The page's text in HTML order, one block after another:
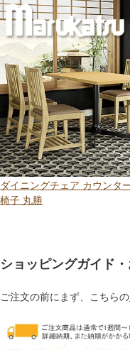
ダイニングチェア カウンタ
椅子 丸勝
ショッピングガイド
ご注文の前にまず、こちらの